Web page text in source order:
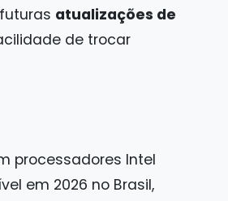
atualizações de
de trocar
processadores Intel
em 2026 no Brasil,